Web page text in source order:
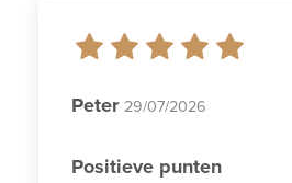
Peter 29/07/2026
Positieve punten